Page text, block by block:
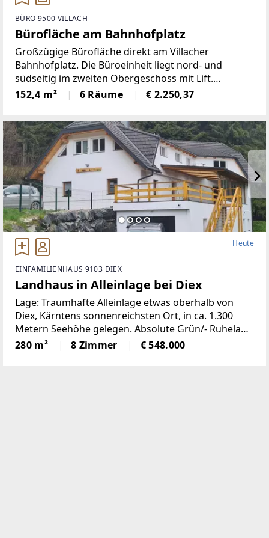
BÜRO 9500 VILLACH
Bürofläche am Bahnhofplatz
Großzügige Bürofläche direkt am Villacher
Bahnhofplatz. Die Büroeinheit liegt nord- und
südseitig im zweiten Obergeschoss mit Lift.
Öffentliche Tiefgarage unter dem Bahnhofplatz
(auch Jahresplätze mietbar.) Raumaufteilung:
152,4 m² 6 Räume € 2.250,37
Heute
EINFAMILIENHAUS 9103 DIEX
Landhaus in Alleinlage bei Diex
Lage: Traumhafte Alleinlage etwas oberhalb von
Diex, Kärntens sonnenreichsten Ort, in ca. 1.300
Metern Seehöhe gelegen. Absolute Grün/- Ruhelage
auf kleiner Waldlichtung. Grundstück: 4.163 m²
Wald- und Grünlandgrundstück. Teils
280 m² 8 Zimmer € 548.000